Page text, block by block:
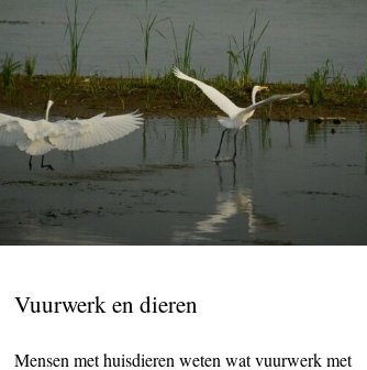
Vuurwerk en dieren
Mensen met huisdieren weten wat vuurwerk met